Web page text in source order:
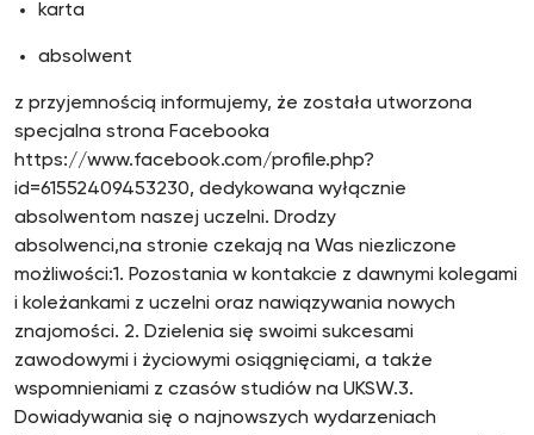
karta
absolwent
z przyjemnością informujemy, że została utworzona
specjalna strona Facebooka
https://www.facebook.com/profile.php?
id=61552409453230, dedykowana wyłącznie
absolwentom naszej uczelni. Drodzy
absolwenci,na stronie czekają na Was niezliczone
możliwości:1. Pozostania w kontakcie z dawnymi kolegami
i koleżankami z uczelni oraz nawiązywania nowych
znajomości. 2. Dzielenia się swoimi sukcesami
zawodowymi i życiowymi osiągnięciami, a także
wspomnieniami z czasów studiów na UKSW.3.
Dowiadywania się o najnowszych wydarzeniach